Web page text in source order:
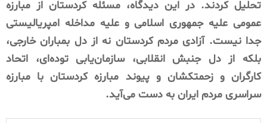
تحلیل کردند. در این دیدگاه، مسئله کردستان از مبارزه
عمومی علیه جمهوری اسلامی و علیه مداخله امپریالیستی
جدا نیست. آزادی مردم کردستان نه از دل بمباران خارجی،
بلکه از دل جنبش انقلابی، سازمان‌یابی توده‌ای، اتحاد
کارگران و زحمتکشان و پیوند مبارزه کردستان با مبارزه
سراسری مردم ایران به دست می‌آید.